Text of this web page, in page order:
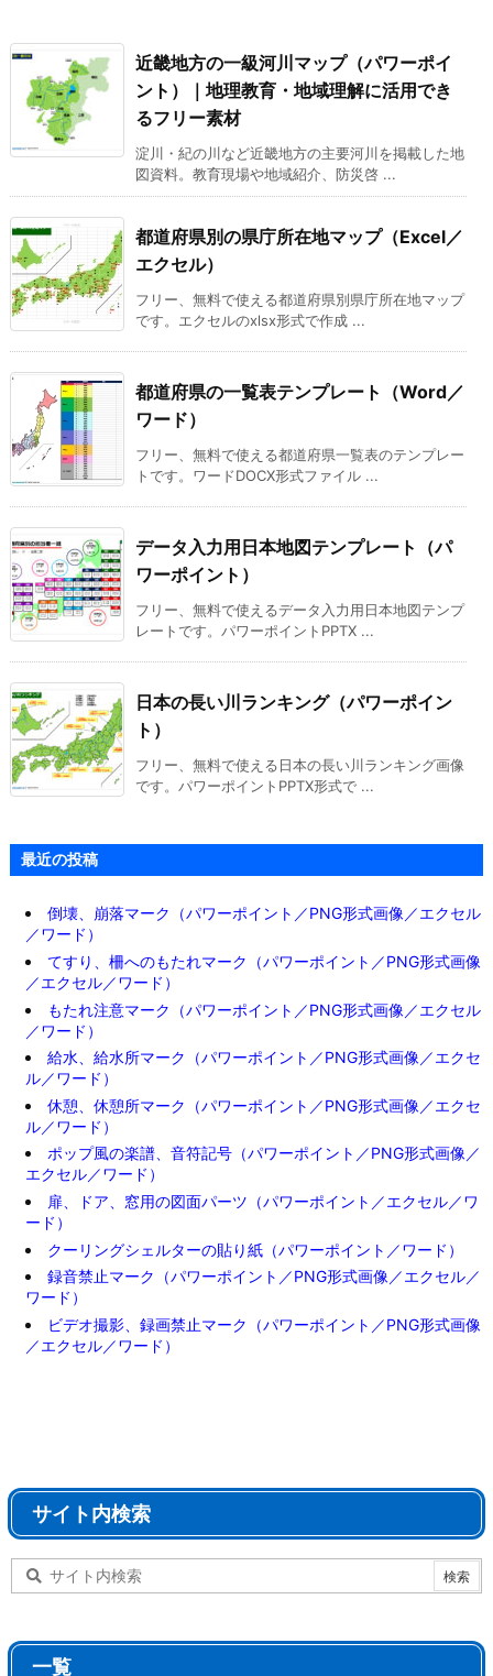
近畿地方の一級河川マップ（パワーポイ
ント）｜地理教育・地域理解に活用でき
るフリー素材
淀川・紀の川など近畿地方の主要河川を掲載した地
図資料。教育現場や地域紹介、防災啓 ...
都道府県別の県庁所在地マップ（Excel／
エクセル）
フリー、無料で使える都道府県別県庁所在地マップ
です。エクセルのxlsx形式で作成 ...
都道府県の一覧表テンプレート（Word／
ワード）
フリー、無料で使える都道府県一覧表のテンプレー
トです。ワードDOCX形式ファイル ...
データ入力用日本地図テンプレート（パ
ワーポイント）
フリー、無料で使えるデータ入力用日本地図テンプ
レートです。パワーポイントPPTX ...
日本の長い川ランキング（パワーポイン
ト）
フリー、無料で使える日本の長い川ランキング画像
です。パワーポイントPPTX形式で ...
最近の投稿
倒壊、崩落マーク（パワーポイント／PNG形式画像／エクセル
／ワード）
てすり、柵へのもたれマーク（パワーポイント／PNG形式画像
／エクセル／ワード）
もたれ注意マーク（パワーポイント／PNG形式画像／エクセル
／ワード）
給水、給水所マーク（パワーポイント／PNG形式画像／エクセ
ル／ワード）
休憩、休憩所マーク（パワーポイント／PNG形式画像／エクセ
ル／ワード）
ポップ風の楽譜、音符記号（パワーポイント／PNG形式画像／
エクセル／ワード）
扉、ドア、窓用の図面パーツ（パワーポイント／エクセル／ワ
ード）
クーリングシェルターの貼り紙（パワーポイント／ワード）
録音禁止マーク（パワーポイント／PNG形式画像／エクセル／
ワード）
ビデオ撮影、録画禁止マーク（パワーポイント／PNG形式画像
／エクセル／ワード）
サイト内検索
一覧